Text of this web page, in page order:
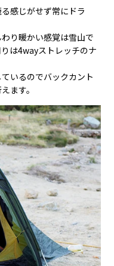
感じがせず常にドラ
り暖かい感覚は雪山で
は4wayストレッチのナ
いるのでバックカント
ます。